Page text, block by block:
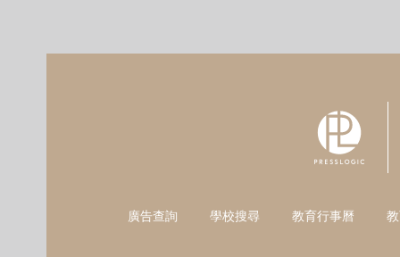
廣告查詢 學校搜尋 教育行事曆